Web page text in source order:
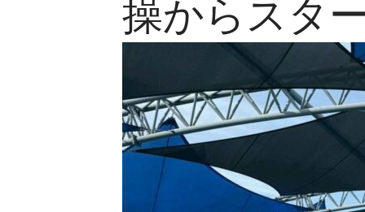
操からスタ